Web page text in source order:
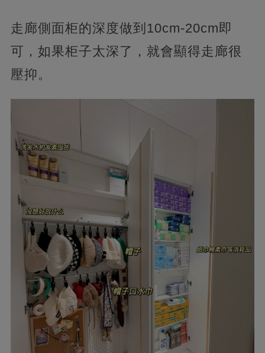
走廊側面柜的深度做到10cm-20cm即
可，如果柜子太深了，就會顯得走廊很
壓抑。